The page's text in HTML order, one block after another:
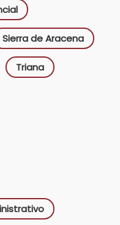
Sierra de Aracena
Triana